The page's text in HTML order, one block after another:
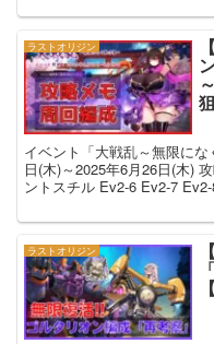
ラストオリジン
イベント「大戦乱～無限に
日(木)～2025年6月26日(木)
ントスチル Ev2-6 Ev2-7
ラストオリジン